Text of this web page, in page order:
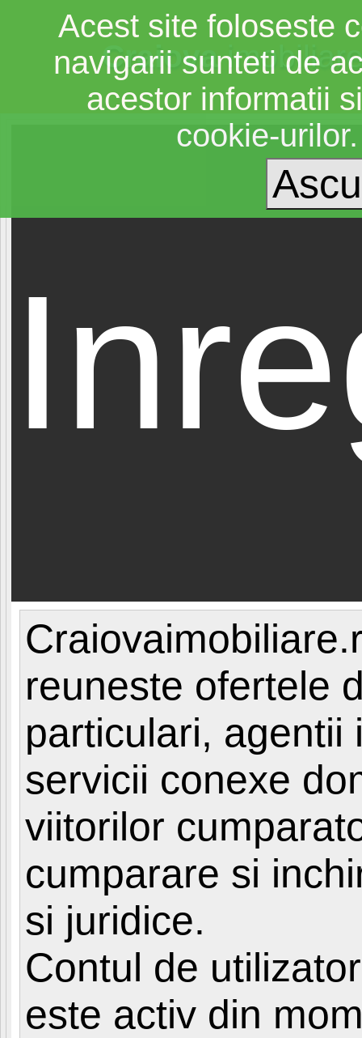
Craiova
reuneste ofertele
particulari, agentii
servicii conexe
viitorilor
cumparare si
si juridice.
Contul de
este activ din
Acest site foloseste
navigarii sunteti de
acestor informatii
cookie-